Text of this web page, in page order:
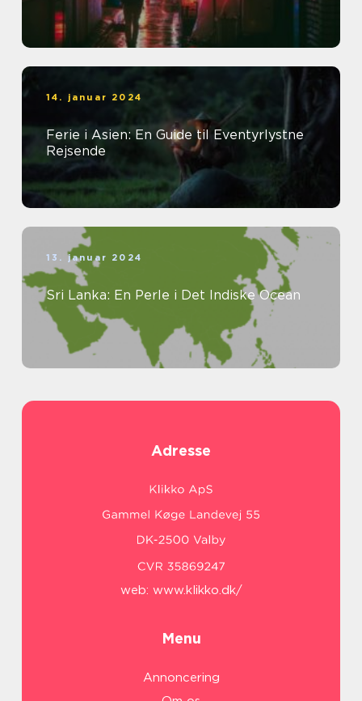
14. januar 2024
Ferie i Asien: En Guide til Eventyrlystne
Rejsende
13. januar 2024
Sri Lanka: En Perle i Det Indiske Ocean
Adresse
web: www.klikko.dk/
Menu
Annoncering